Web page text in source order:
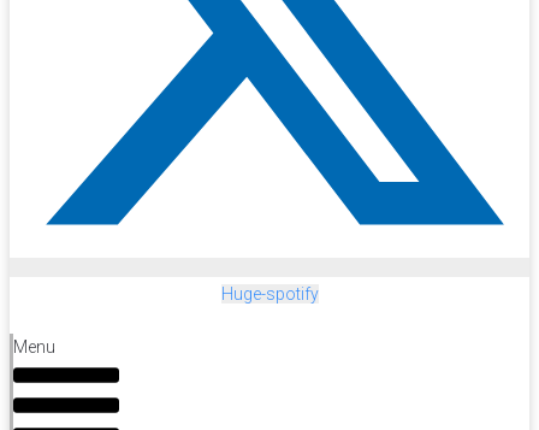
Huge-spotify
Menu